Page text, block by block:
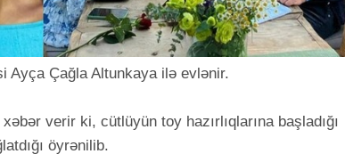
Ayça Çağla Altunkaya ilə evlənir.
verir ki, cütlüyün toy hazırlıqlarına başladığı
öyrənilib.